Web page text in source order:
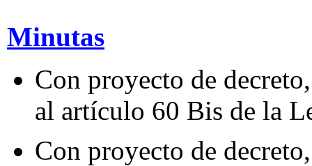
Minutas
Con proyecto de
al artículo 60 Bis de la
Con proyecto de